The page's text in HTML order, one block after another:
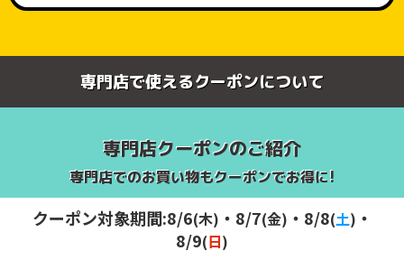
STEP.3
クーポンを保有するをタップする
専門店で使えるクーポンについて
専門店クーポンのご紹介
専門店でのお買い物もクーポンでお得に!
クーポン対象期間:8/6(木) ・8/7(金) ・8/8(土) ・
8/9(日)